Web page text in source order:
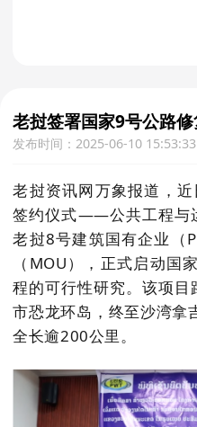
老挝签署国家9号公路
发布时间：2025-06-10 15:53:33
老挝资讯网万象报道，
签约仪式——公共工程与
老挝8号建筑国有企业（
（MOU），正式启动国
程的可行性研究。该项目
市恐龙环岛，终至沙湾拿
全长逾200公里。